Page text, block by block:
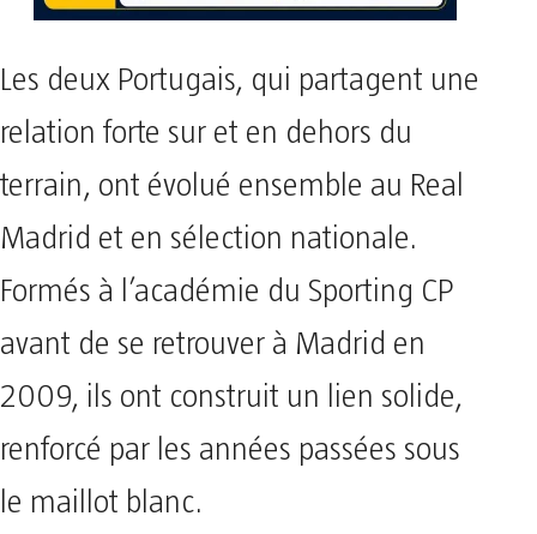
Les deux Portugais, qui partagent une
relation forte sur et en dehors du
terrain, ont évolué ensemble au Real
Madrid et en sélection nationale.
Formés à l’académie du Sporting CP
avant de se retrouver à Madrid en
2009, ils ont construit un lien solide,
renforcé par les années passées sous
le maillot blanc.